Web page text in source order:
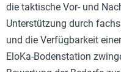
die taktische Vor- und
Unterstützung durch
und die Verfügbarkeit
EloKa-Bodenstation